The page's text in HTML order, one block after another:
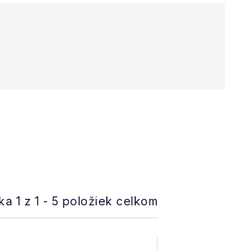
1 z 1 - 5 položiek celkom